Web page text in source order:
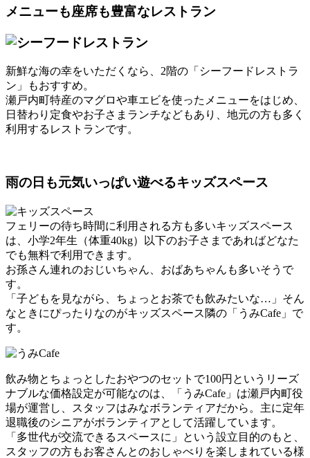
メニューも座席も豊富なレストラン
新鮮な海の幸をいただくなら、2階の「シーフードレストラ
ン」もおすすめ。
瀬戸内町特産のマグロや車エビを使ったメニューをはじめ、
日替わり定食やお子さまランチなどもあり、地元の方も多く
利用するレストランです。
雨の日も元気いっぱい遊べるキッズスペース
フェリーの待ち時間に利用される方も多いキッズスペース
は、小学2年生（体重40kg）以下のお子さまであればどなた
でも無料で利用できます。
お孫さん連れのおじいちゃん、おばあちゃんも多いそうで
す。
「子どもを見ながら、ちょっとお茶でも飲みたいな…」そん
なときにぴったりなのがキッズスペース隣の「うみCafe」で
す。
飲み物とちょっとしたおやつのセットで100円というリーズ
ナブルな価格設定が可能なのは、「うみCafe」は瀬戸内町役
場が運営し、スタッフはみなボランティアだから。主に定年
退職後のシニアがボランティアとして活躍しています。
「多世代が交流できるスペースに」という設立目的のもと、
スタッフの方もお客さんとのおしゃべりを楽しまれている様